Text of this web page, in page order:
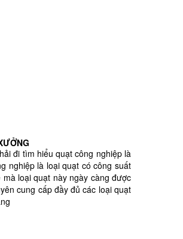
đi tìm hiểu quạt công nghiệp là
nghiệp là loại quạt có công suất
loại quạt này ngày càng được
cung cấp đầy đủ các loại quạt